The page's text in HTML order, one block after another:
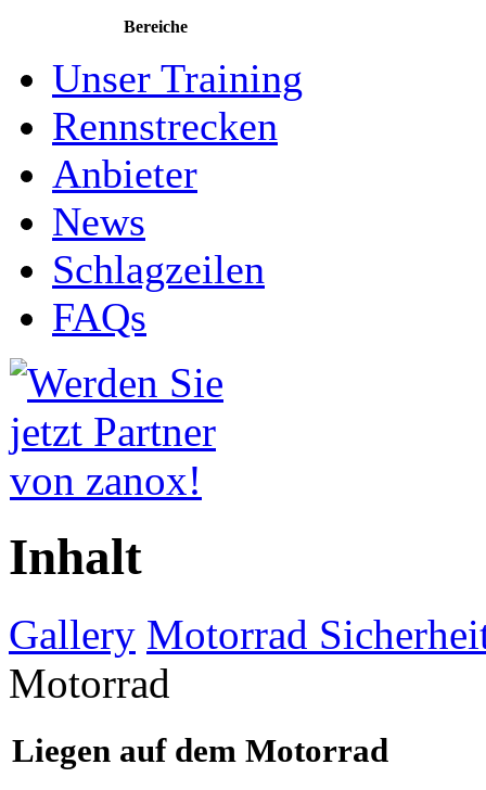
Bereiche
Unser Training
Rennstrecken
Anbieter
News
Schlagzeilen
FAQs
Inhalt
Gallery Motorrad
Motorrad
Liegen auf dem Motorrad